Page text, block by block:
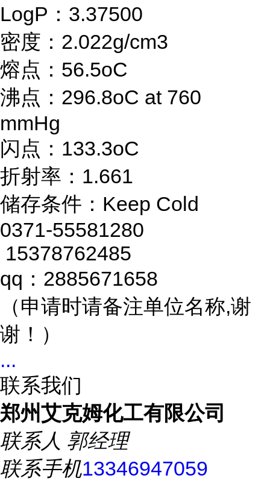
LogP：3.37500
密度：2.022g/cm3
熔点：56.5oC
沸点：296.8oC at 760
mmHg
闪点：133.3oC
折射率：1.661
储存条件：Keep Cold
0371-55581280
15378762485
qq：2885671658
（申请时请备注单位名称,谢
谢！）
...
联系我们
郑州艾克姆化工有限公司
联系人 郭经理
联系手机13346947059